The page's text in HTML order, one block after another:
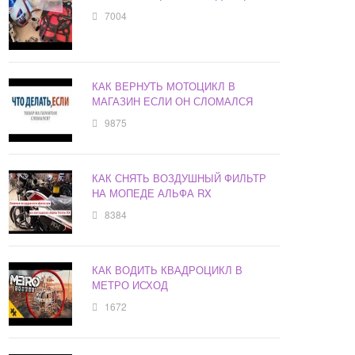
7004
КАК ВЕРНУТЬ МОТОЦИКЛ В
МАГАЗИН ЕСЛИ ОН СЛОМАЛСЯ
9875
КАК СНЯТЬ ВОЗДУШНЫЙ ФИЛЬТР
НА МОПЕДЕ АЛЬФА RX
8384
КАК ВОДИТЬ КВАДРОЦИКЛ В
МЕТРО ИСХОД
1672